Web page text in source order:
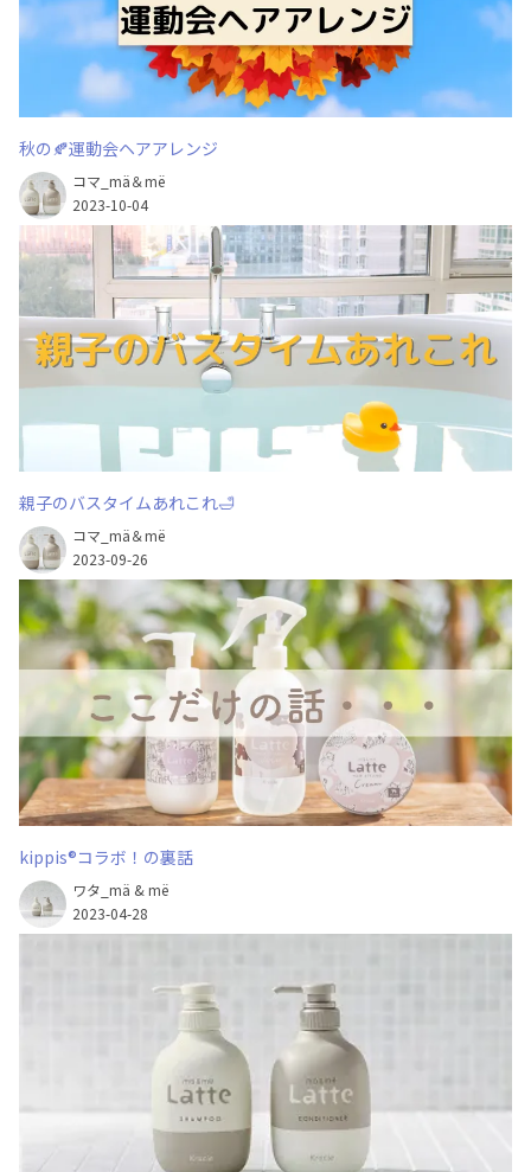
秋の🍂運動会ヘアアレンジ
コマ_mä＆më
2023-10-04
親子のバスタイムあれこれ🛁
コマ_mä＆më
2023-09-26
kippis®コラボ！の裏話
ワタ_mä & më
2023-04-28